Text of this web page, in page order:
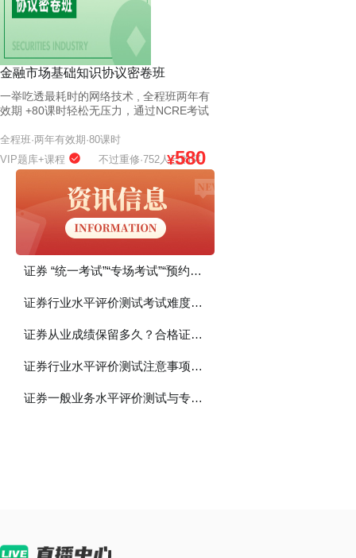
金融市场基础知识协议密卷班
一举吃透最耗时的网络技术 , 全程班两年有
效期 +80课时轻松无压力，通过NCRE考试
全程班·两年有效期·80课时
VIP题库+课程
不过重修·752人已购买
¥580
证券 “统一考试”“专场考试”“预约考试”有什么区别？
证券行业水平评价测试考试难度如何？证书的价值、考证的意义？
证券从业成绩保留多久？合格证书如何打印？
证券行业水平评价测试注意事项！谨记
证券一般业务水平评价测试与专项业务水平评价测试有什么区别？